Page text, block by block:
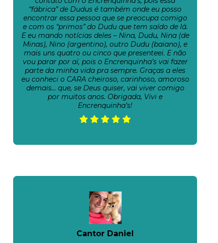
“fábrica” de Dudus é também onde eu posso
encontrar essa pessoa que se preocupa comigo
e com os “primos” do Dudu que tem saído de lá.
E eu mando notícias deles – Nina, Dudu, Nina (de
Minas), Nino (argentino), outro Dudu (baiano), e
mais uns quatro ou cinco que presenteei. E não
vou parar por aí, pois o Encrenquinha’s vai fazer
parte da minha vida pra sempre. Graças a eles
eu conheci o CARA cheiroso, carinhoso, amoroso
demais… que, se Deus quiser, vai viver comigo
por muitos anos. Obrigada, Vivi e
Encrenquinha’s!
Cantor Daniel